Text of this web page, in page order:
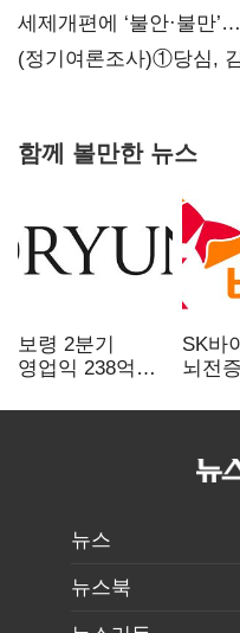
세제개편에 ‘불안·불만
힘들어질 것"
(정기여론조사)①당심,
함께 볼만한 뉴스
보령 2분기
영업익 238억…
SK바
뇌전
차세
뉴스
뉴스북